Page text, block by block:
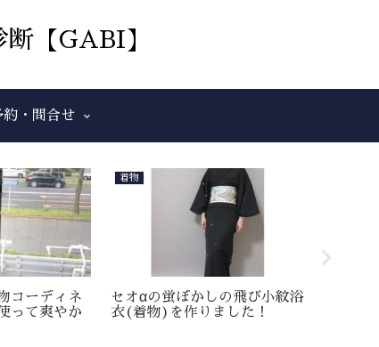
【GABI】
約・問合せ
コーディネ
って爽やか
着物
セオαの蛍ぼかしの飛び小紋浴
衣(着物)を作りました！